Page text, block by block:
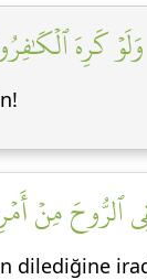
كَرِهَ
مِنۡ
dilediğine